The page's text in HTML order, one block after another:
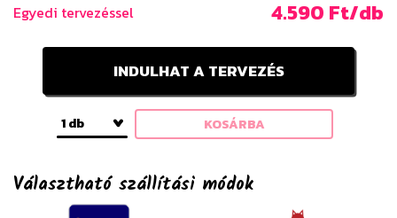
Egyedi tervezéssel 4.590 Ft/db
INDULHAT A TERVEZÉS
1 db KOSÁRBA
Választható szállítási módok